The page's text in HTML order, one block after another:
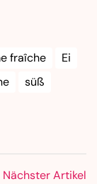
fraîche
Ei
süß
Nächster Artikel